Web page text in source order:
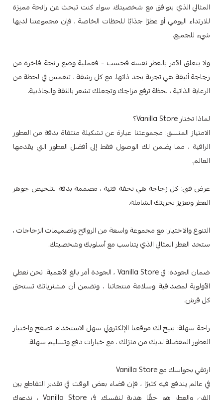
المثالي الذي يتوافق مع شخصيتك. سواء كنت تبحث عن رائحة مميزة
للارتداء اليومي أو عطرًا جذابًا للحظات الخاصة ، فإن مجموعتنا لديها
شيء للجميع.
ولا يتعلق الأمر بالعطر نفسه فحسب - فعملية وضع رائحة فاخرة من
زجاجة أنيقة هي تجربة بحد ذاتها. مع كل رشقة ، تنغمس في لحظة من
الرعاية الذاتية ، لحظة ترفع مزاجك وتجعلك تشعر بالثقة والجاذبية.
لماذا تختار Vanilla Store؟
الامتياز المنسق: مجموعتنا عبارة عن تشكيلة منتقاة بدقة من العطور
الراقية ، مما يضمن لك الوصول فقط إلى أفضل العطور التي يقدمها
العالم.
عرض فني: كل زجاجة هي تحفة فنية ، مصممة بدقة لتلخيص جوهر
العطر وتعزيز تجربتك الشاملة.
التنوع والاختيار: مع مجموعة واسعة من الروائح وتصميمات الزجاجات ،
ستجد العطر المثالي الذي يتناسب مع أسلوبك وشخصيتك.
ضمان الجودة: في Vanilla Store ، الجودة أمر بالغ الأهمية. نحن نعطي
الأولوية لمصداقية وسلامة منتجاتنا ، ونضمن أن مشترياتك تستحق
كل قرش.
راحة سهلة: يتيح لك موقعنا الإلكتروني سهل الاستخدام تصفح واختيار
العطور المفضلة لديك من منزلك ، مع خيارات دفع وتسليم سهلة.
ارتقي بحواسك مع Vanilla Store
في عالم يندفع فيه كثيرًا ، فإن قضاء بعض الوقت في تقدير التقاطع بين